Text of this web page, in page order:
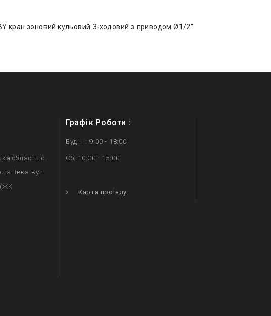
кран зоновий кульовий 3-ходовий з приводом Ø1/2″
область с.
вул.
(ЖК
Графік Роботи :
Будні : 9:00 - 18:00
Сб: 10:00 - 15:00
Карта проїзду